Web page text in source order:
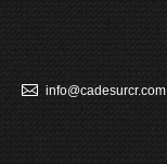
info@cadesurcr.com